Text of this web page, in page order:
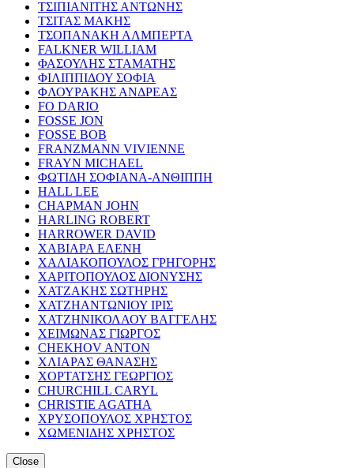
ΤΣΙΠΙΑΝΙΤΗΣ ΑΝΤΩΝΗΣ
ΤΣΙΤΑΣ ΜΑΚΗΣ
ΤΣΟΠΑΝΑΚΗ ΑΛΜΠΕΡΤΑ
FALKNER WILLIAM
ΦΑΣΟΥΛΗΣ ΣΤΑΜΑΤΗΣ
ΦΙΛΙΠΠΙΔΟΥ ΣΟΦΙΑ
ΦΛΟΥΡΑΚΗΣ ΑΝΔΡΕΑΣ
FO DARIO
FOSSE JON
FOSSE BOB
FRANZMANN VIVIENNE
FRAYN MICHAEL
ΦΩΤΙΔΗ ΣΟΦΙΑΝΑ-ΑΝΘΙΠΠΗ
HALL LEE
CHAPMAN JOHN
HARLING ROBERT
HARROWER DAVID
ΧΑΒΙΑΡΑ ΕΛΕΝΗ
ΧΑΛΙΑΚΟΠΟΥΛΟΣ ΓΡΗΓΟΡΗΣ
ΧΑΡΙΤΟΠΟΥΛΟΣ ΔΙΟΝΥΣΗΣ
ΧΑΤΖΑΚΗΣ ΣΩΤΗΡΗΣ
ΧΑΤΖΗΑΝΤΩΝΙΟΥ ΙΡΙΣ
ΧΑΤΖΗΝΙΚΟΛΑΟΥ ΒΑΓΓΕΛΗΣ
ΧΕΙΜΩΝΑΣ ΓΙΩΡΓΟΣ
CHEKHOV ANTON
ΧΛΙΑΡΑΣ ΘΑΝΑΣΗΣ
ΧΟΡΤΑΤΣΗΣ ΓΕΩΡΓΙΟΣ
CHURCHILL CARYL
CHRISTIE AGATHA
ΧΡΥΣΟΠΟΥΛΟΣ ΧΡΗΣΤΟΣ
ΧΩΜΕΝΙΔΗΣ ΧΡΗΣΤΟΣ
Close